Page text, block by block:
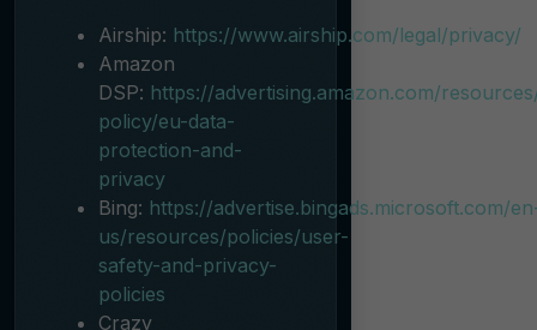
Airship: https://www.airship.com/legal/privacy/
Amazon
DSP: https://advertising.amazon.com/
policy/eu-data-
protection-and-
privacy
Bing: https://advertise.bingads.microsoft.com/
us/resources/policies/user-
safety-and-privacy-
policies
Crazy